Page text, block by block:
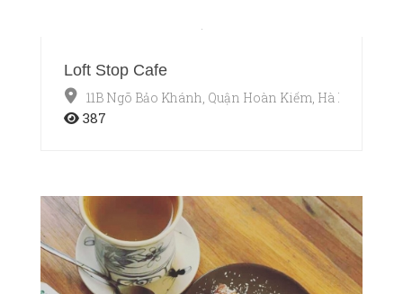
Loft Stop Cafe
11B Ngõ Bảo Khánh, Quận Hoàn Kiếm, Hà Nội
387